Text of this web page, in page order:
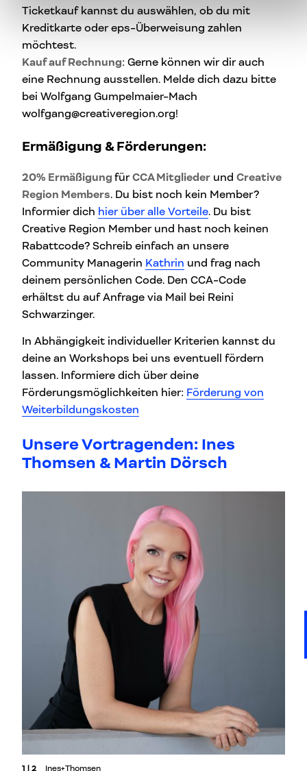
Ticketkauf kannst du auswählen, ob du mit
Kreditkarte oder eps-Überweisung zahlen
möchtest.
Kauf auf Rechnung: Gerne können wir dir auch
eine Rechnung ausstellen. Melde dich dazu bitte
bei Wolfgang Gumpelmaier-Mach
wolfgang@creativeregion.org!
Ermäßigung & Förderungen:
20% Ermäßigung fürCCA Mitglieder und Creative
Region Members. Du bist noch kein Member?
Informier dich hier über alle Vorteile. Du bist
Creative Region Member und hast noch keinen
Rabattcode? Schreib einfach an unsere
Community Managerin Kathrin und frag nach
deinem persönlichen Code. Den CCA-Code
erhältst du auf Anfrage via Mail bei Reini
Schwarzinger.
In Abhängigkeit individueller Kriterien kannst du
deine an Workshops bei uns eventuell fördern
lassen. Informiere dich über deine
Förderungsmöglichkeiten hier: Förderung von
Weiterbildungskosten
Unsere Vortragenden: Ines
Thomsen & Martin Dörsch
1 | 2 Ines+Thomsen